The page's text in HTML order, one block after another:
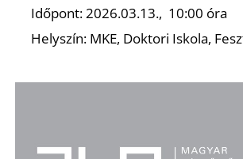
Időpont: 2026.03.13., 10:00 óra
Helyszín: MKE, Doktori Iskola,